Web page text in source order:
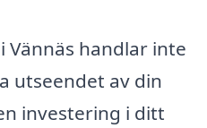
handlar inte
utseendet av din
investering i ditt